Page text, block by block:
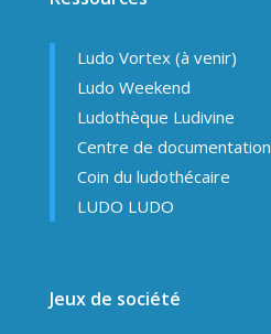
Ludo Vortex (à venir)
Ludo Weekend
Ludothèque Ludivine
Centre de documentation
Coin du ludothécaire
LUDO LUDO
Jeux de société